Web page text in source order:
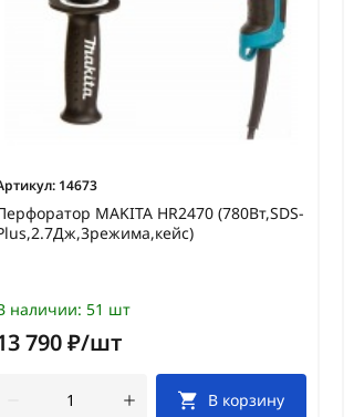
14673
MAKITA HR2470 (780Вт,SDS-
наличии: 51 шт
790 ₽/шт
В корзину